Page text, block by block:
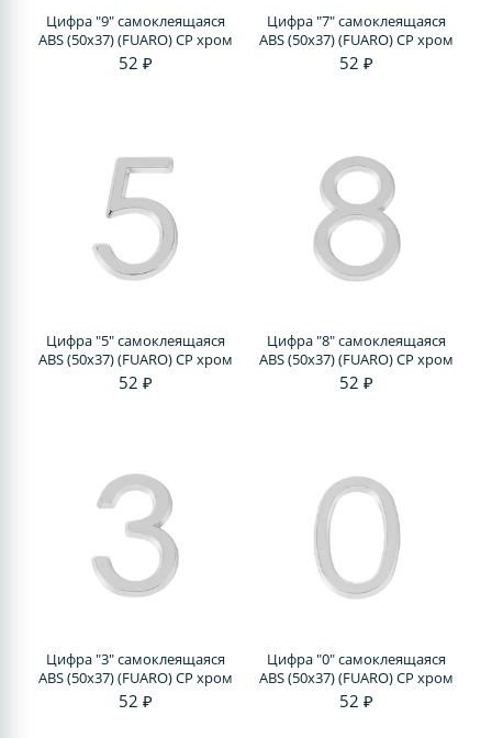
Цифра "9" самоклеящаяся
ABS (50х37) (FUARO) CP хром
52 ₽
Цифра "7" самоклеящаяся
ABS (50х37) (FUARO) CP хром
52 ₽
Цифра "5" самоклеящаяся
ABS (50х37) (FUARO) CP хром
52 ₽
Цифра "8" самоклеящаяся
ABS (50х37) (FUARO) CP хром
52 ₽
Цифра "3" самоклеящаяся
ABS (50х37) (FUARO) CP хром
52 ₽
Цифра "0" самоклеящаяся
ABS (50х37) (FUARO) CP хром
52 ₽